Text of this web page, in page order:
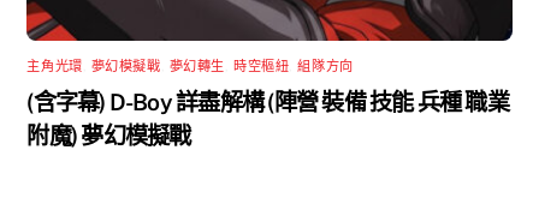
主角光環 夢幻模擬戰 夢幻轉生 時空樞紐 ,組隊方向
(含字幕) D-Boy 詳盡解構 (陣營 裝備 技能 兵種 職業
附魔) 夢幻模擬戰